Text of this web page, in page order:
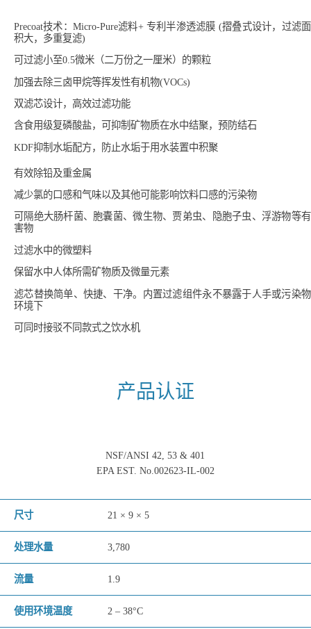
Precoat技术：Micro-Pure滤料+ 专利半渗透滤膜 (摺叠式设计，过滤面
积大，多重复滤)
可过滤小至0.5微米（二万份之一厘米）的颗粒
加强去除三卤甲烷等挥发性有机物(VOCs)
双滤芯设计，高效过滤功能
含食用级复磷酸盐，可抑制矿物质在水中结聚，预防结石
KDF抑制水垢配方，防止水垢于用水装置中积聚
有效除铅及重金属
减少氯的口感和气味以及其他可能影响饮料口感的污染物
可隔绝大肠杆菌、胞囊菌、微生物、贾弟虫、隐胞子虫、浮游物等有
害物
过滤水中的微塑料
保留水中人体所需矿物质及微量元素
滤芯替换简单、快捷、干净。内置过滤组件永不暴露于人手或污染物
环境下
可同时接驳不同款式之饮水机
产品认证
NSF/ANSI 42, 53 & 401
EPA EST. No.002623-IL-002
尺寸 21 × 9 × 5
处理水量 3,780
流量 1.9
使用环境温度 2 – 38°C